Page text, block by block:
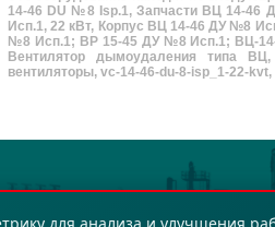
14-46 DU №8 Isp.1, Запчасти ВЦ 14-46
Исп.1, 22 кВт, Корпус ВЦ 14-46 ДУ №8
№8 Исп.1; ВР 15-45 ДУ №8 Исп.1; ВЦ-
Вентилятор дымоудаления типа
вентиляторы, vc-14-46-du-8-isp_1-22-
для анализа и улучшения